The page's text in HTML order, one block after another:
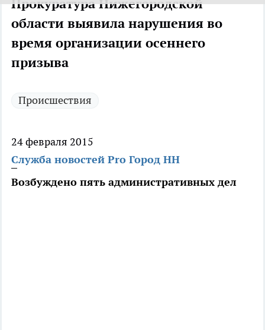
Прокуратура Нижегородской
области выявила нарушения во
время организации осеннего
призыва
Происшествия
24 февраля 2015
Служба новостей Pro Город НН
Возбуждено пять административных дел